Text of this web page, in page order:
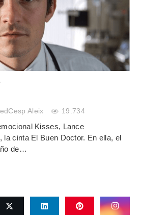
Aleix 19.734
Kisses, Lance
la cinta El Buen Doctor. En ella, el
de…